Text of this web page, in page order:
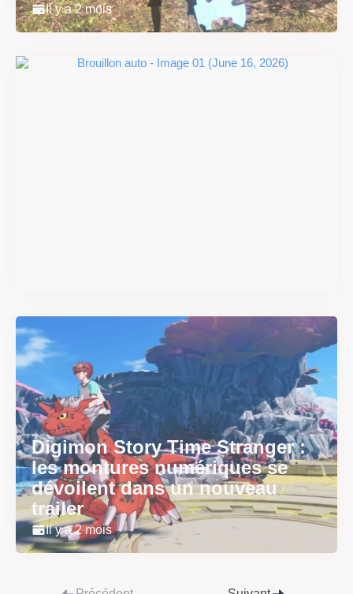
Il y a 2 mois
Digimon Story Time Stranger :
les montures numériques se
dévoilent dans un nouveau
trailer
Il y a 2 mois